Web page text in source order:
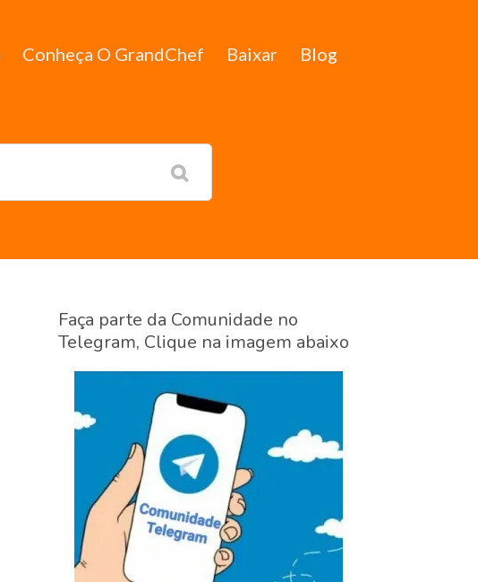
Conheça O GrandChef Baixar Blog
Faça parte da Comunidade no
Telegram, Clique na imagem abaixo